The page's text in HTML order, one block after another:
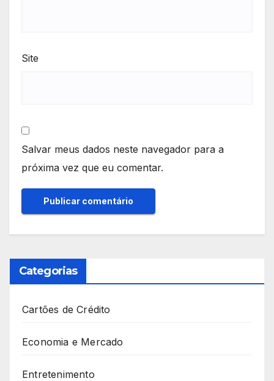
Site
Salvar meus dados neste navegador para a
próxima vez que eu comentar.
Categorias
Cartões de Crédito
Economia e Mercado
Entretenimento